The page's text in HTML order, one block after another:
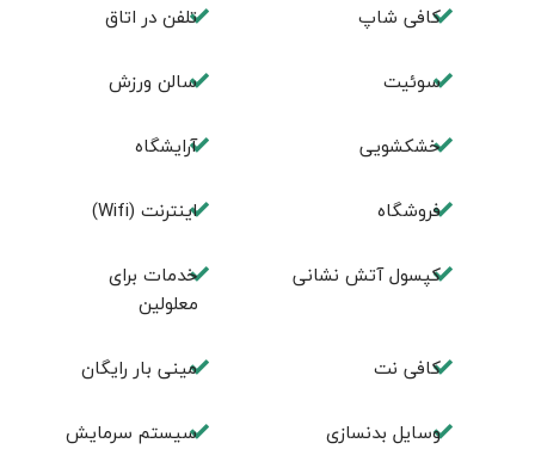
کافی شاپ تلفن در اتاق
سوئیت سالن ورزش
خشکشویی آرایشگاه
فروشگاه اينترنت (Wifi)
کپسول آتش نشانی
خدمات برای
معلولین
کافی نت مینی بار رایگان
وسایل بدنسازی سیستم سرمایش